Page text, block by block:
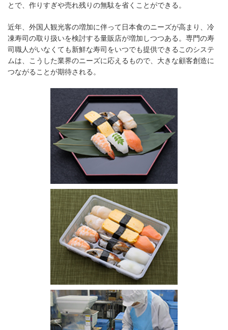
とで、作りすぎや売れ残りの無駄を省くことができる。
近年、外国人観光客の増加に伴って日本食のニーズが高まり、冷
凍寿司の取り扱いを検討する量販店が増加しつつある。専門の寿
司職人がいなくても新鮮な寿司をいつでも提供できるこのシステ
ムは、こうした業界のニーズに応えるもので、大きな顧客創造に
つながることが期待される。